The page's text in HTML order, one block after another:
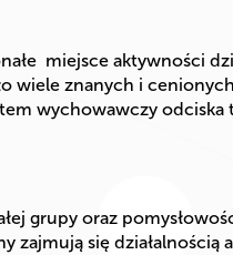
miejsce aktywności
wiele znanych i
wychowawczy
grupy oraz
się działalnością